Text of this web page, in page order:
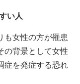
い人
も女性の方が罹患
の背景として女性
症を発症する恐れ